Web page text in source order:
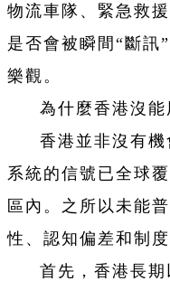
物流車隊、緊急救
是否會被瞬間“斷訊
樂觀。
為什麼香港沒能
香港並非沒有
系統的信號已全球
區內。之所以未能
性、認知偏差和制度
首先，香港長